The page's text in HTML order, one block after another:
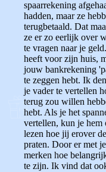
spaarrekening
hadden, maar ze
terugbetaald. Dat
ze er zo eerlijk over
te vragen naar je
heeft voor zijn huis,
jouw bankrekening
te zeggen hebt. Ik
je vader te vertellen
terug zou willen
hebt. Als je het
vertellen, kun je
lezen hoe jij erover
praten. Door er met
merken hoe
te zijn. Ik vind dat